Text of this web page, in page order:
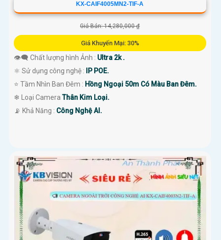
KX-CAIF4005MN2-TIF-A
Giá Bán: 14,280,000 ₫
Giá Khuyến Mại: 30%
👁️‍🗨 Chất lượng hình Ảnh : Ultra 2k .
⚛️ Sử dụng công nghệ :
IP POE.
⭐ Tầm Nhìn Ban Đêm : Hồng Ngoại 50m Có Màu Ban Đêm.
❄ Loại CameraThân Kim Loại.
️📡 Khả Năng : Công Nghệ AI.